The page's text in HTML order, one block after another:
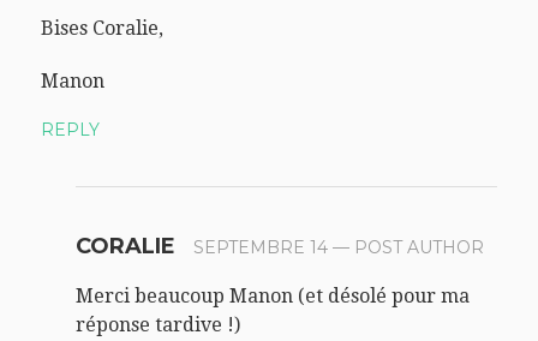
Bises Coralie,
Manon
REPLY
CORALIE SEPTEMBRE 14— POST AUTHOR
Merci beaucoup Manon (et désolé pour ma
réponse tardive !)